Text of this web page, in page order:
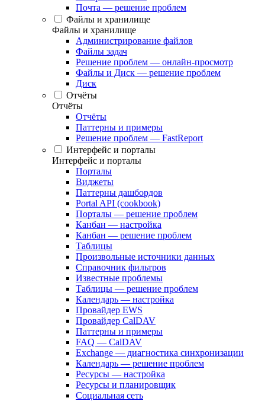
Почта — решение проблем
Файлы и хранилище
Файлы и хранилище
Администрирование файлов
Файлы задач
Решение проблем — онлайн-просмотр
Файлы и Диск — решение проблем
Диск
Отчёты
Отчёты
Отчёты
Паттерны и примеры
Решение проблем — FastReport
Интерфейс и порталы
Интерфейс и порталы
Порталы
Виджеты
Паттерны дашбордов
Portal API (cookbook)
Порталы — решение проблем
Канбан — настройка
Канбан — решение проблем
Таблицы
Произвольные источники данных
Справочник фильтров
Известные проблемы
Таблицы — решение проблем
Календарь — настройка
Провайдер EWS
Провайдер CalDAV
Паттерны и примеры
FAQ — CalDAV
Exchange — диагностика синхронизации
Календарь — решение проблем
Ресурсы — настройка
Ресурсы и планировщик
Социальная сеть